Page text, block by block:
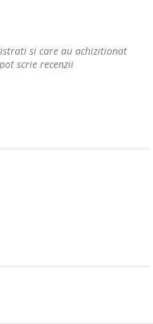
si care au achizitionat
scrie recenzii